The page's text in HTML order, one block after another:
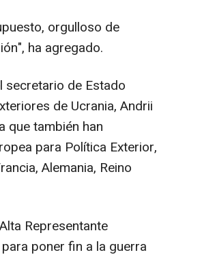
orgulloso de
ha agregado.
de Estado
de Ucrania, Andrii
que también han
para Política Exterior,
Alemania, Reino
Representante
poner fin a la guerra